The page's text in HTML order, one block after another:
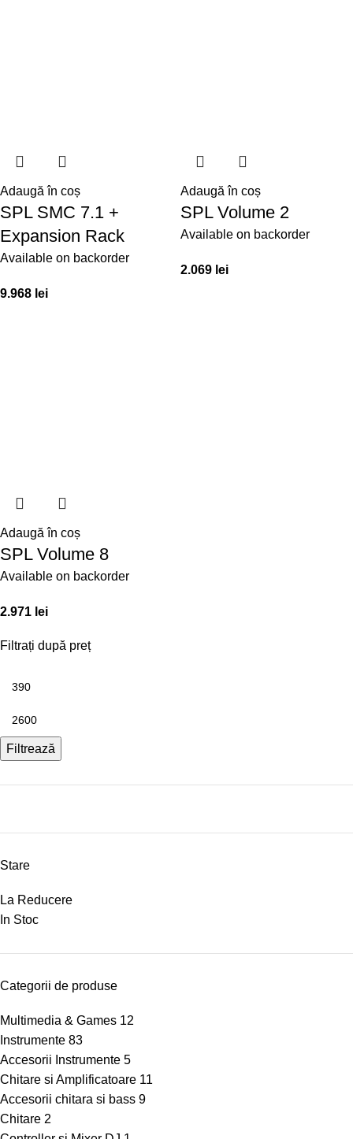
Filtrați după preț
Filtrează
Stare
La Reducere
In Stoc
Categorii de produse
Multimedia & Games 12
Instrumente 83
Accesorii Instrumente 5
Chitare si Amplificatoare 11
Accesorii chitara si bass 9
Chitare 2
Adaugă în coș
SPL SMC 7.1 +
Expansion Rack
Available on backorder
9.968 lei
Adaugă în coș
SPL Volume 2
Available on backorder
2.069 lei
Adaugă în coș
SPL Volume 8
Available on backorder
2.971 lei